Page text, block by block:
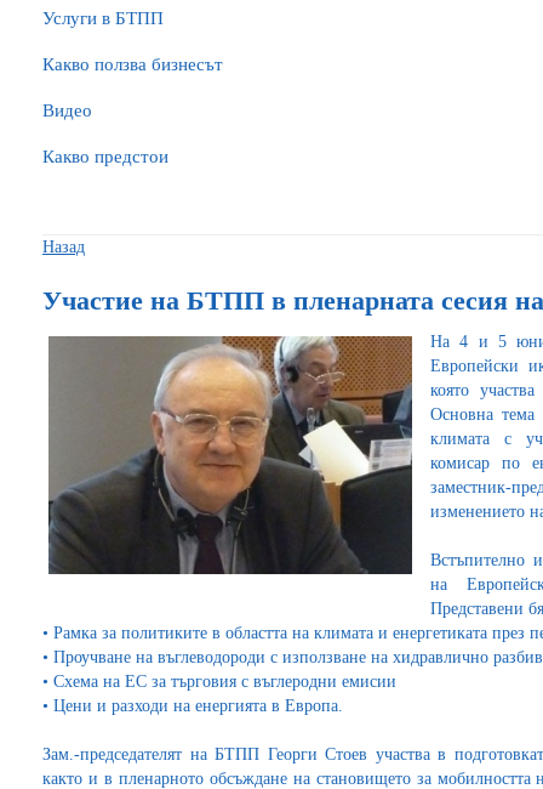
Услуги в БТПП
Какво ползва бизнесът
Видео
Какво предстои
Назад
Участие на БТПП в пленарната сесия
На 4 и 5 юни
Европейски
която
Основна тема
климата с
комисар по
заместник-
изменението
Встъпително
на
Представени
• Рамка за политиките в областта на климата и енергетиката през
• Проучване на въглеводороди с използване на хидравлично
• Схема на ЕС за търговия с въглеродни емисии
• Цени и разходи на енергията в Европа.
Зам.-председателят на БТПП Георги Стоев участва в
както и в пленарното обсъждане на становището за